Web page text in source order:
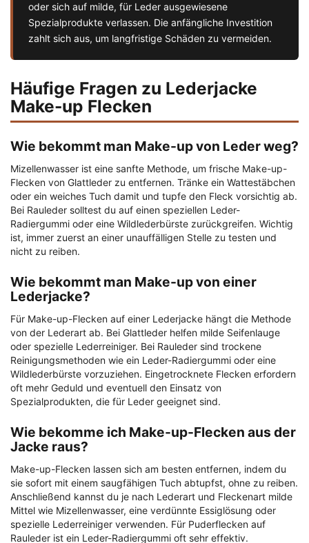
oder sich auf milde, für Leder ausgewiesene
Spezialprodukte verlassen. Die anfängliche Investition
zahlt sich aus, um langfristige Schäden zu vermeiden.
Häufige Fragen zu Lederjacke
Make-up Flecken
Wie bekommt man Make-up von Leder weg?
Mizellenwasser ist eine sanfte Methode, um frische Make-up-
Flecken von Glattleder zu entfernen. Tränke ein Wattestäbchen
oder ein weiches Tuch damit und tupfe den Fleck vorsichtig ab.
Bei Rauleder solltest du auf einen speziellen Leder-
Radiergummi oder eine Wildlederbürste zurückgreifen. Wichtig
ist, immer zuerst an einer unauffälligen Stelle zu testen und
nicht zu reiben.
Wie bekommt man Make-up von einer
Lederjacke?
Für Make-up-Flecken auf einer Lederjacke hängt die Methode
von der Lederart ab. Bei Glattleder helfen milde Seifenlauge
oder spezielle Lederreiniger. Bei Rauleder sind trockene
Reinigungsmethoden wie ein Leder-Radiergummi oder eine
Wildlederbürste vorzuziehen. Eingetrocknete Flecken erfordern
oft mehr Geduld und eventuell den Einsatz von
Spezialprodukten, die für Leder geeignet sind.
Wie bekomme ich Make-up-Flecken aus der
Jacke raus?
Make-up-Flecken lassen sich am besten entfernen, indem du
sie sofort mit einem saugfähigen Tuch abtupfst, ohne zu reiben.
Anschließend kannst du je nach Lederart und Fleckenart milde
Mittel wie Mizellenwasser, eine verdünnte Essiglösung oder
spezielle Lederreiniger verwenden. Für Puderflecken auf
Rauleder ist ein Leder-Radiergummi oft sehr effektiv.